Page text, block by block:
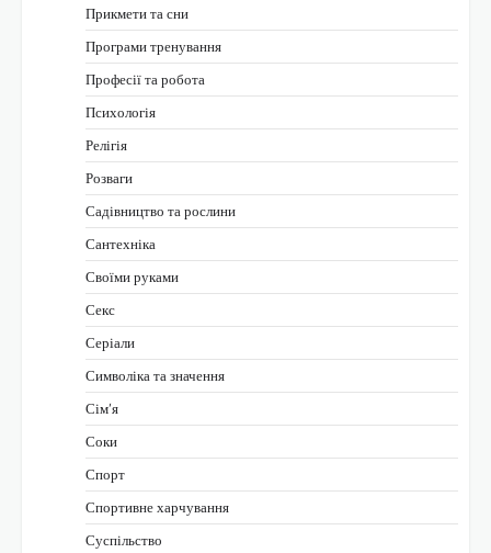
Прикмети та сни
Програми тренування
Професії та робота
Психологія
Релігія
Розваги
Садівництво та рослини
Сантехніка
Своїми руками
Секс
Серіали
Символіка та значення
Сім’я
Соки
Спорт
Спортивне харчування
Суспільство